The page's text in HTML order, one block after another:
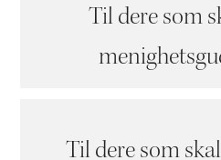
Til dere som
Til dere som